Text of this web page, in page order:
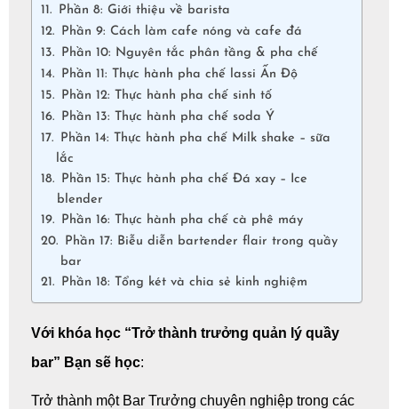
Phần 8: Giới thiệu về barista
Phần 9: Cách làm cafe nóng và cafe đá
Phần 10: Nguyên tắc phân tầng & pha chế
Phần 11: Thực hành pha chế lassi Ấn Độ
Phần 12: Thực hành pha chế sinh tố
Phần 13: Thực hành pha chế soda Ý
Phần 14: Thực hành pha chế Milk shake – sữa
lắc
Phần 15: Thực hành pha chế Đá xay – Ice
blender
Phần 16: Thực hành pha chế cà phê máy
Phần 17: Biễu diễn bartender flair trong quầy
bar
Phần 18: Tổng két và chia sẻ kinh nghiệm
Với khóa học “Trở thành trưởng quản lý quầy
bar” Bạn sẽ học:
Trở thành một Bar Trưởng chuyên nghiệp trong các